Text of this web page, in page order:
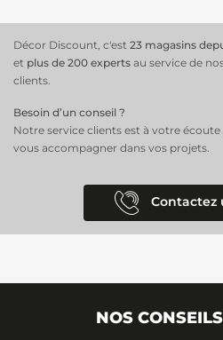
Décor Discount, c'est 23 magasins
et plus de 200 experts au service de
clients.
Besoin d’un conseil ?
Notre service clients est à votre
vous accompagner dans vos projets.
Contactez
NOS CONSEILS